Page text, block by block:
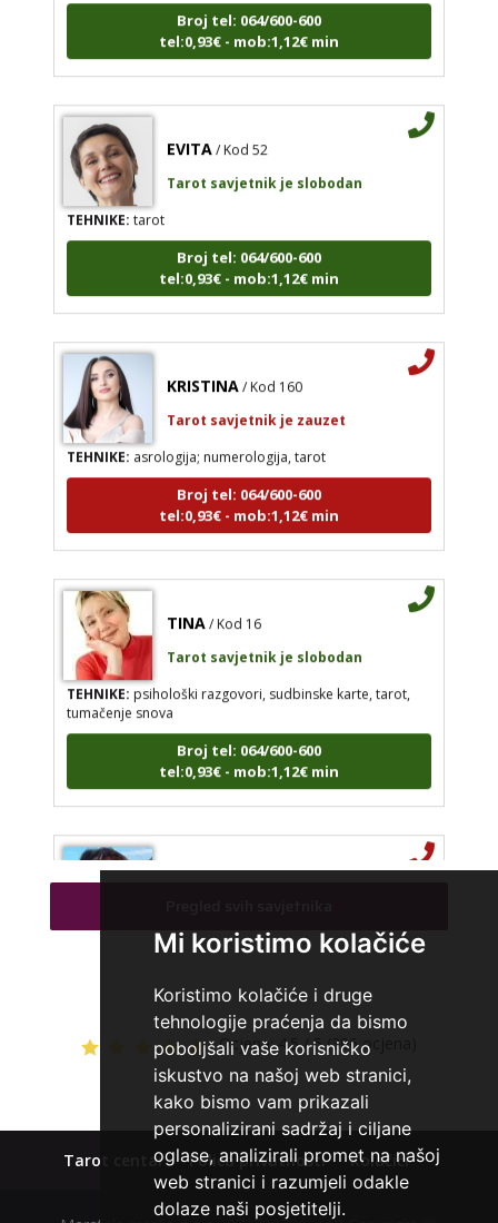
Mi koristimo kolačiće
Koristimo kolačiće i druge
tehnologije praćenja da bismo
poboljšali vaše korisničko
iskustvo na našoj web stranici,
kako bismo vam prikazali
personalizirani sadržaj i ciljane
oglase, analizirali promet na našoj
web stranici i razumjeli odakle
dolaze naši posjetitelji.
Broj tel: 064/600-600
tel:0,93€ - mob:1,12€ min
EVITA / Kod 52
Tarot savjetnik je slobodan
TEHNIKE:tarot
Broj tel: 064/600-600
tel:0,93€ - mob:1,12€ min
KRISTINA / Kod 160
Tarot savjetnik je zauzet
TEHNIKE:asrologija; numerologija, tarot
Broj tel: 064/600-600
tel:0,93€ - mob:1,12€ min
TINA / Kod 16
Tarot savjetnik je slobodan
TEHNIKE:psihološki razgovori, sudbinske karte, tarot,
tumačenje snova
Broj tel: 064/600-600
tel:0,93€ - mob:1,12€ min
VESNA/ Kod 05
numerologija, anđeoski i ljubavni tarot, visak, yi
ching, knjiga promjena mudrosti, rune, izrada runskih
Broj tel: 064/600-600
tel:0,93€ - mob:1,12€ min
STOJA
/ Kod 31
Tarot savjetnik je zauzet
TEHNIKE:
kristalna kugla, tarot, vidovitost, visak
Ocjena: 4.5 / 5 (306 ocjena)
Tarot centar Polica privatnosti Kolačići